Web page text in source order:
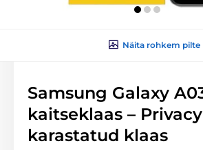
Näita rohkem pilte
Samsung Galaxy
kaitseklaas –
karastatud klaas